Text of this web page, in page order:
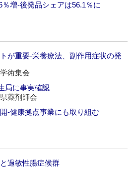
増‐後発品シェアは56.1％に
が重要‐栄養療法、副作用症状の発
術集会
局に事実確認
薬剤師会
‐健康拠点事業にも取り組む
過敏性腸症候群